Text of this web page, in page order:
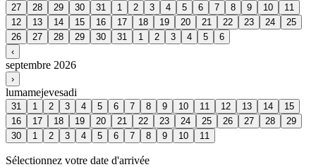
27 28 29 30 31 1 2 3 4 5 6 7 8 9 10
11
12
13 14 15 16 17 18 19 20 21 22 23 24
25
26
27 28 29 30 31 1 2 3 4 5
6
‹
septembre 2026
›
lumamejevesadi
31 1 2 3 4 5 6 7 8 9 10 11 12 13 14
15
16
17 18 19 20 21 22 23 24 25 26 27 28
29
30
1 2 3 4 5 6 7 8 9 10 11
Sélectionnez votre date d'arrivée